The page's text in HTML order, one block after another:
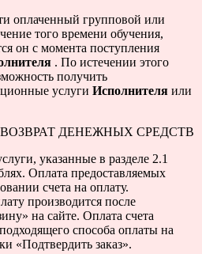
оплаченный групповой или
того времени обучения,
он с момента поступления
. По истечении этого
получить
услуги Исполнителя или
ДЕНЕЖНЫХ СРЕДСТВ
указанные в разделе 2.1
Оплата предоставляемых
счета на оплату.
производится после
на сайте. Оплата счета
способа оплаты на
«Подтвердить заказ».